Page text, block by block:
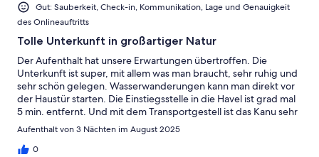
Gut: Sauberkeit, Check-in, Kommunikation, Lage und Genauigkeit
des Onlineauftritts
Tolle Unterkunft in großartiger Natur
Der Aufenthalt hat unsere Erwartungen übertroffen. Die
Unterkunft ist super, mit allem was man braucht, sehr ruhig und
sehr schön gelegen. Wasserwanderungen kann man direkt vor
der Haustür starten. Die Einstiegsstelle in die Havel ist grad mal
5 min. entfernt. Und mit dem Transportgestell ist das Kanu sehr
einfach dort hinzuschieben. Und dann erwartet einen dort eine
große grüne Oase. Das war wirklich traumhaft! Wer
Entschleunigung und Entspannung vom Alltag sucht, ist hier
Aufenthalt von 3 Nächten im August 2025
0